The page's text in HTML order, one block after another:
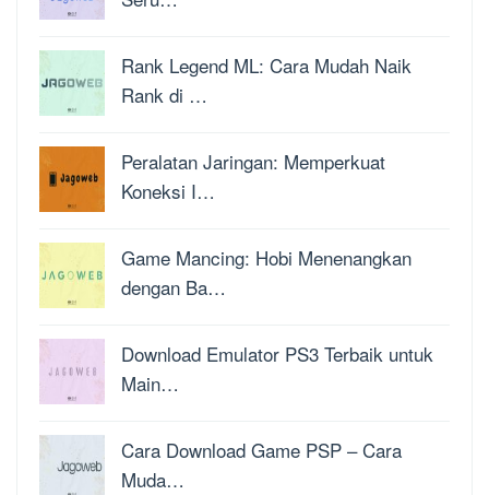
Rank Legend ML: Cara Mudah Naik
Rank di …
Peralatan Jaringan: Memperkuat
Koneksi I…
Game Mancing: Hobi Menenangkan
dengan Ba…
Download Emulator PS3 Terbaik untuk
Main…
Cara Download Game PSP – Cara
Muda…